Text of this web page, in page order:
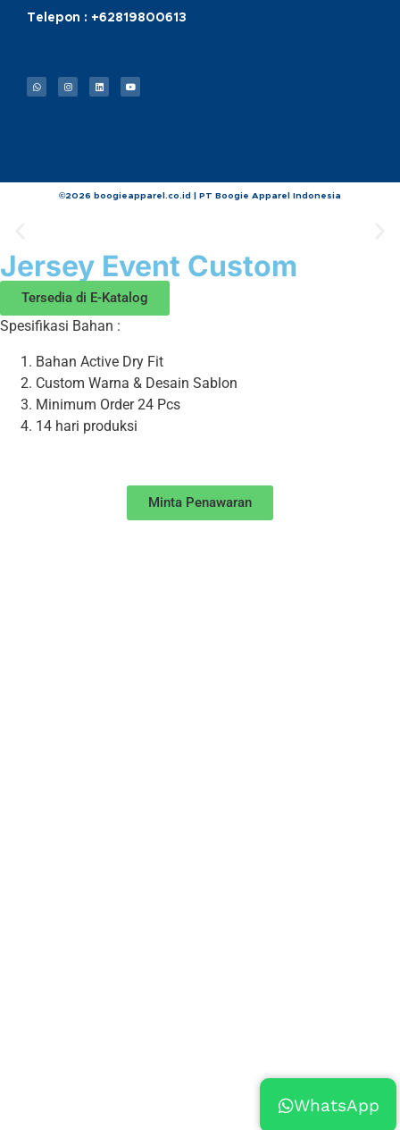
Telepon : +62819800613
©2026 boogieapparel.co.id | PT Boogie Apparel Indonesia
WhatsApp
Jersey Event Custom
Tersedia di E-Katalog
Spesifikasi Bahan :
Bahan Active Dry Fit
Custom Warna & Desain Sablon
Minimum Order 24 Pcs
14 hari produksi
Minta Penawaran